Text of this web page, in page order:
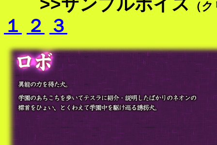
>>サンプルボイス （
１ ２ ３